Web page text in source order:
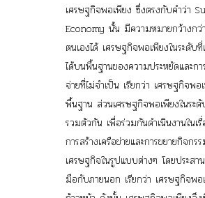
เศรษฐกิจพอเพียง ซึ่งตรงกับคำว่า
Economy นั้น มีความหมายกว้างกว่
ตนเองได้ เศรษฐกิจพอเพียงในระดับที่
ได้บนพื้นฐานของความประหยัดและกา
จ่ายที่ไม่จำเป็น เรียกว่า เศรษฐกิจพอ
พื้นฐาน ส่วนเศรษฐกิจพอเพียงในระ
รวมตัวกัน เพื่อร่วมกันดำเนินงานในเ
การสร้างเครือข่ายและการขยายกิจกร
เศรษฐกิจในรูปแบบต่างๆ โดยประสา
มือกับภายนอก เรียกว่า เศรษฐกิจพ